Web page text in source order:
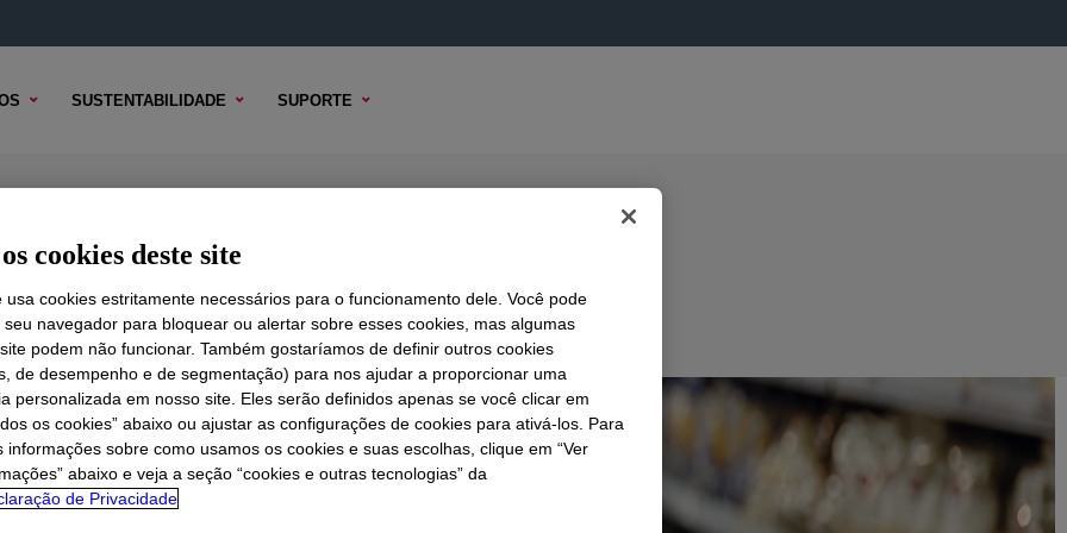
SUSTENTABILIDADE SUPORTE
Density Polyethylene Resin
TÉCNICO OPÇÕES DE AMOSTRA OPÇÕES DE COMPRA
cookies deste site
usa cookies estritamente necessários para o funcionamento dele. Você pode
navegador para bloquear ou alertar sobre esses cookies, mas algumas
podem não funcionar. Também gostaríamos de definir outros cookies
de desempenho e de segmentação) para nos ajudar a proporcionar uma
personalizada em nosso site. Eles serão definidos apenas se você clicar em
os cookies” abaixo ou ajustar as configurações de cookies para ativá-los. Para
informações sobre como usamos os cookies e suas escolhas, clique em “Ver
abaixo e veja a seção “cookies e outras tecnologias” da
de Privacidade